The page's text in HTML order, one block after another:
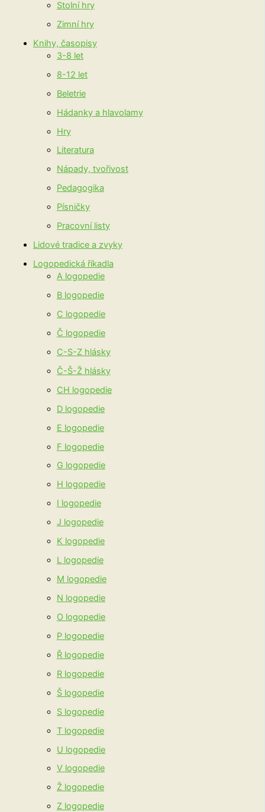
Stolní hry
Zimní hry
Knihy, časopisy
3-8 let
8-12 let
Beletrie
Hádanky a hlavolamy
Hry
Literatura
Nápady, tvořivost
Pedagogika
Písničky
Pracovní listy
Lidové tradice a zvyky
Logopedická říkadla
A logopedie
B logopedie
C logopedie
Č logopedie
C-S-Z hlásky
Č-Š-Ž hlásky
CH logopedie
D logopedie
E logopedie
F logopedie
G logopedie
H logopedie
I logopedie
J logopedie
K logopedie
L logopedie
M logopedie
N logopedie
O logopedie
P logopedie
Ř logopedie
R logopedie
Š logopedie
S logopedie
T logopedie
U logopedie
V logopedie
Ž logopedie
Z logopedie